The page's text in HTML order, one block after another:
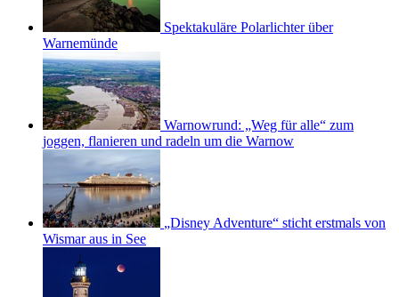
Spektakuläre Polarlichter über
Warnemünde
Warnowrund: „Weg für alle“ zum
joggen, flanieren und radeln um die Warnow
„Disney Adventure“ sticht erstmals von
Wismar aus in See